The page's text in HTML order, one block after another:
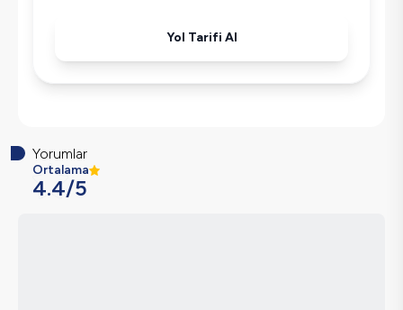
Yol Tarifi Al
Yorumlar
Ortalama
4.4/5